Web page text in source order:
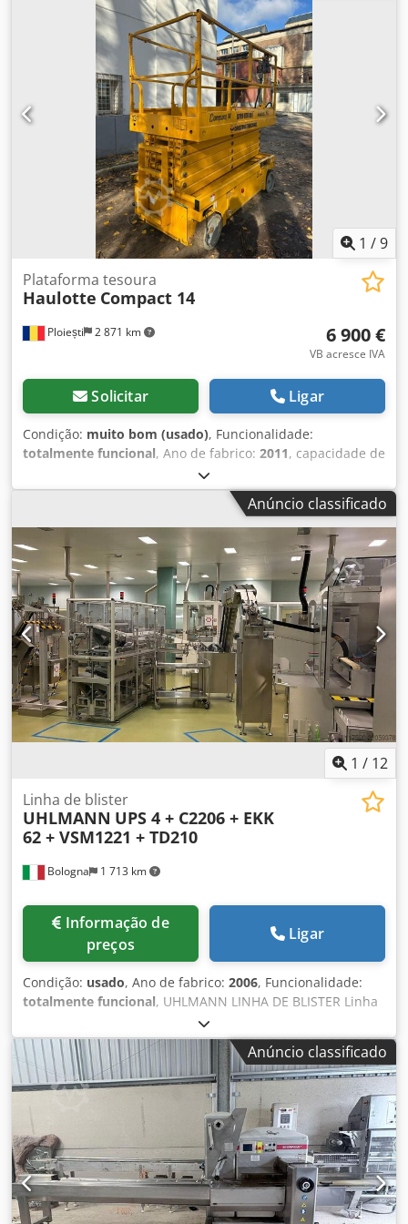
Especificações Cyclone 200B: Velocidade máxima: 80
sacos/minuto Largura do saco: 60-200 mm Comprimento
do saco: 50-280 mm Alimentação: trifásica 0,375 kW Inclui
impressora ICE *Por favor, note que esta máquina não
inclui escadas – apenas os guarda-corpos em 3 lados do
mezanino* *A UKFM pode fornecer orçamento para
desmontagem do sistema e entrega no Reino Unido
1 /9
Ploiești 2 871 km
Plataforma tesoura
Haulotte Compact 14
6 900 €
VB acresce IVA
Solicitar Ligar
Condição: muito bom (usado), Funcionalidade:
totalmente funcional, Ano de fabrico: 2011, capacidade de
, altura de elevação:
3 200 kg, tipo de combustível:diesel, Haulotte Compact 14.
Em muito bom estado! INSPEÇÃO ISCIR VÁLIDA!
Csdpfswkrxgex Angorf
Anúncio classificado
1 / 12
Bologna 1 713 km
Linha de blister
UHLMANN UPS 4 + C2206 + EKK
62 + VSM1221 + TD210
preços
Ligar
Condição: usado, Ano de fabrico: 2006, Funcionalidade:
totalmente funcional, UHLMANN LINHA DE BLISTER Linha
de blister para produção farmacêutica em salas limpas.
Proveniente de ambiente limpo, conforme GMP,
regularmente mantida, totalmente automatizada e
modular, de fácil integração em linhas de produção
existentes. Acompanha documentação técnica completa e
foi descomissionada por alteração de processos internos.
Composta por: 1) UHLMANN BLISTER PACKER, MODELO
UPS 4 Ano de fabricação: 2006 CARACTERÍSTICAS DE
PRODUÇÃO - Capacidade: 15-50 ciclos/min - Largura de
conformação: 62 - 226 mm (mín - máx) - Formato do blister:
mín. 60 mm; máx. 140×39 mm - Profundidade: PVC 12 mm;
Anúncio classificado